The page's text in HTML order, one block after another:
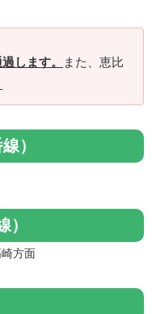
します。
また、恵比
）
）
方面